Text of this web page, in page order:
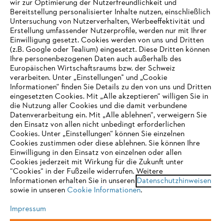
Häufig gestellte Fragen
Support
Datenschutz Impressum Cookies
Rechtliche Informationen
STIHL VERTRIEBS AG, 8617 Mönchaltorf
IHR BROWSER WIRD NICHT
UNTERSTÜTZT
Sie nutzen einen Browser, den wir noch nicht unterstützen. Für
eine optimale Nutzung unserer Seite empfehlen wir Ihnen, zu
einem der folgenden Browser zu wechseln:
wir zur Optimierung der Nutzerfreundlichkeit und
Bereitstellung personalisierter Inhalte nutzen, einschließlich
Untersuchung von Nutzerverhalten, Werbeeffektivität und
Erstellung umfassender Nutzerprofile, werden nur mit Ihrer
Einwilligung gesetzt. Cookies werden von uns und Dritten
(z.B. Google oder Tealium) eingesetzt. Diese Dritten können
Ihre personenbezogenen Daten auch außerhalb des
Europäischen Wirtschaftsraums bzw. der Schweiz
verarbeiten. Unter „Einstellungen" und „Cookie
Informationen“ finden Sie Details zu den von uns und Dritten
eingesetzten Cookies. Mit „Alle akzeptieren“ willigen Sie in
die Nutzung aller Cookies und die damit verbundene
Datenverarbeitung ein. Mit „Alle ablehnen“, verweigern Sie
den Einsatz von allen nicht unbedingt erforderlichen
Cookies. Unter „Einstellungen“ können Sie einzelnen
Cookies zustimmen oder diese ablehnen. Sie können Ihre
Einwilligung in den Einsatz von einzelnen oder allen
Cookies jederzeit mit Wirkung für die Zukunft unter
“Cookies“ in der Fußzeile widerrufen. Weitere
Informationen erhalten Sie in unseren Datenschutzhinweisen
sowie in unseren Cookie Informationen.
Impressum